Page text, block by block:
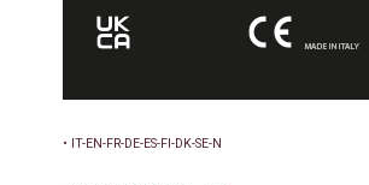
• IT-EN-FR-DE-ES-FI-DK-SE-N